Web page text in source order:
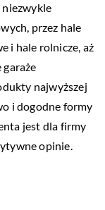
przez hale
i hale rolnicze, aż
najwyższej
i dogodne formy
jest dla firmy
opinie.